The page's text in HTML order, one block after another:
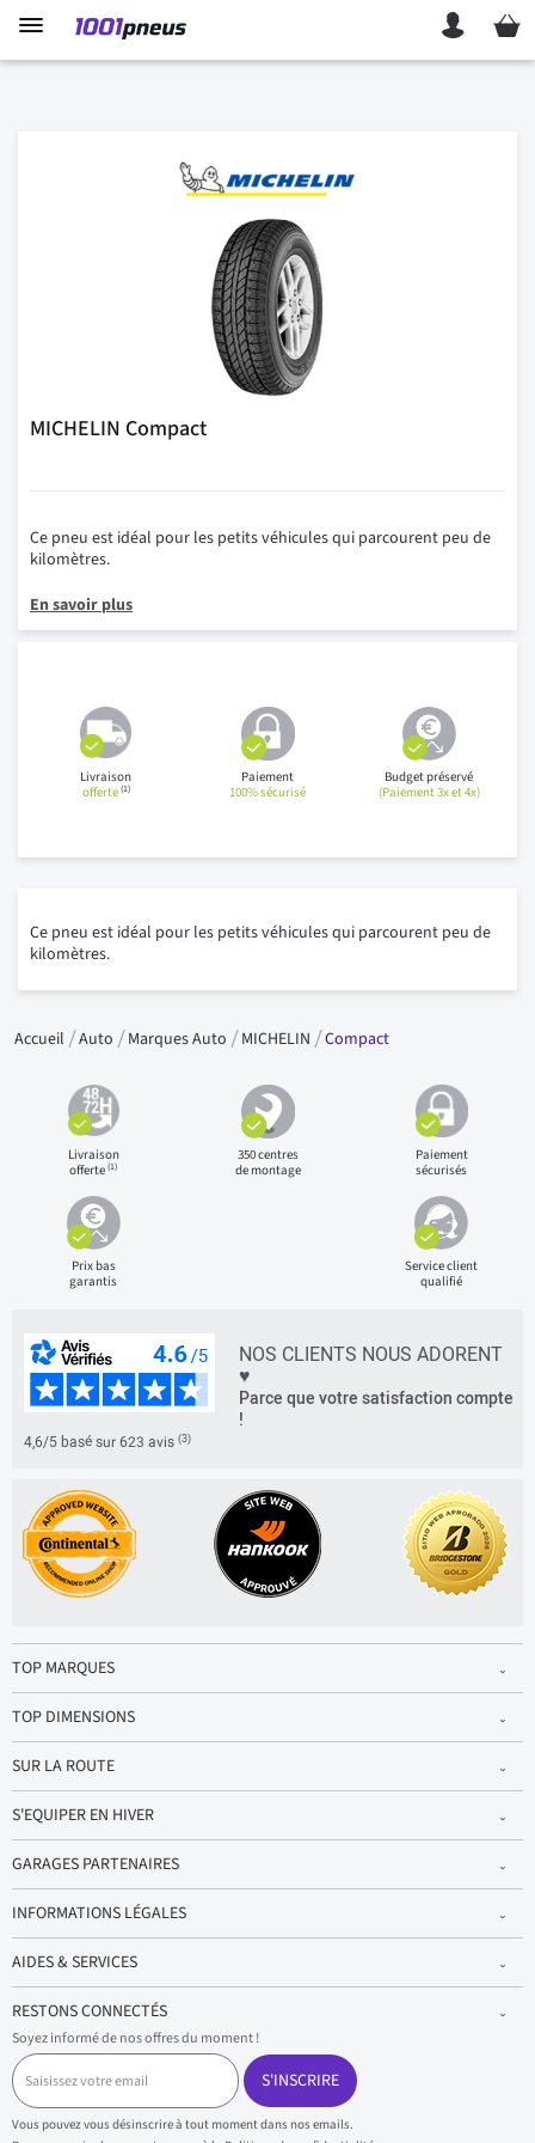
Mon
MICHELIN Compact
Ce pneu est idéal pour les petits véhicules qui parcourent peu de
kilomètres.
En savoir plus
Livraison
offerte(1)
Paiement
100% sécurisé
Budget préservé
(Paiement 3x et 4x)
Ce pneu est idéal pour les petits véhicules qui parcourent peu de
kilomètres.
Accueil Auto Marques Auto MICHELIN Compact
Livraison
offerte(1)
350 centres
de montage
Paiement
sécurisés
Prix bas
garantis
Service client
qualifié
NOS CLIENTS NOUS ADORENT
♥
Parce que votre satisfaction compte
!
4,6/5 basé sur 623 avis (3)
TOP MARQUES
TOP DIMENSIONS
SUR LA ROUTE
S'EQUIPER EN HIVER
GARAGES PARTENAIRES
INFORMATIONS LÉGALES
AIDES & SERVICES
RESTONS CONNECTÉS
Soyez informé de nos offres du moment !
S
a
i
s
i
S'INSCRIRE
Vous pouvez vous désinscrire à tout moment dans nos emails.